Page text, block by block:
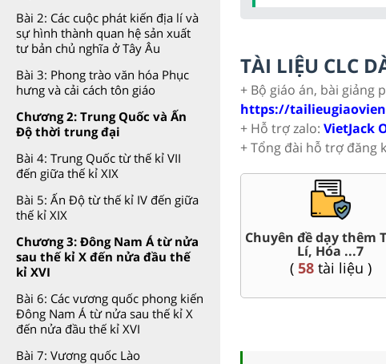
Bài 2: Các cuộc phát kiến địa lí và
sự hình thành quan hệ sản xuất
tư bản chủ nghĩa ở Tây Âu
Bài 3: Phong trào văn hóa Phục
hưng và cải cách tôn giáo
Chương 2: Trung Quốc và Ấn
Độ thời trung đại
Bài 4: Trung Quốc từ thế kỉ VII
đến giữa thế kỉ XIX
Bài 5: Ấn Độ từ thế kỉ IV đến giữa
thế kỉ XIX
Chương 3: Đông Nam Á từ nửa
sau thế kỉ X đến nửa đầu thế
kỉ XVI
Bài 6: Các vương quốc phong kiến
Đông Nam Á từ nửa sau thế kỉ X
đến nửa đầu thế kỉ XVI
Bài 7: Vương quốc Lào
TÀI LIỆU CLC
+ Bộ giáo án, bài giảng
https://
+ Hỗ trợ zalo: VietJack
+ Tổng đài hỗ trợ đăng
Văn, Giáo án word 7
(80tài liệu )
Chuyên đề dạy thêm
Lí, Hóa ...7
( 58tài liệu )